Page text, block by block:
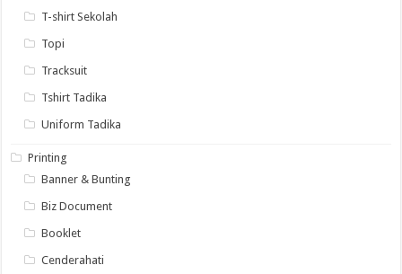
T-shirt Sekolah
Topi
Tracksuit
Tshirt Tadika
Uniform Tadika
Printing
Banner & Bunting
Biz Document
Booklet
Cenderahati